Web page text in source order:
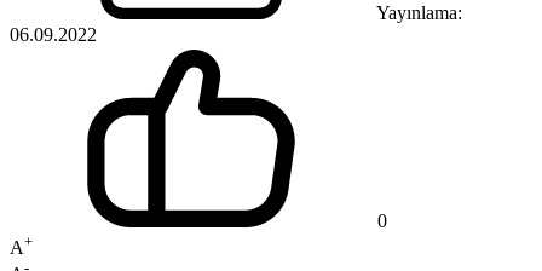
Yayınlama:
06.09.2022
0
A+